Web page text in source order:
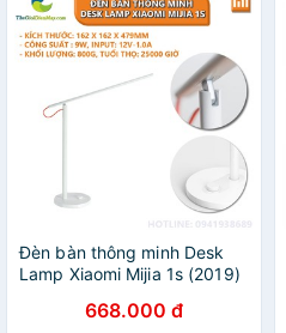
Đèn bàn thông minh Desk
Lamp Xiaomi Mijia 1s (2019)
Thế giới điện máy
668.000 đ